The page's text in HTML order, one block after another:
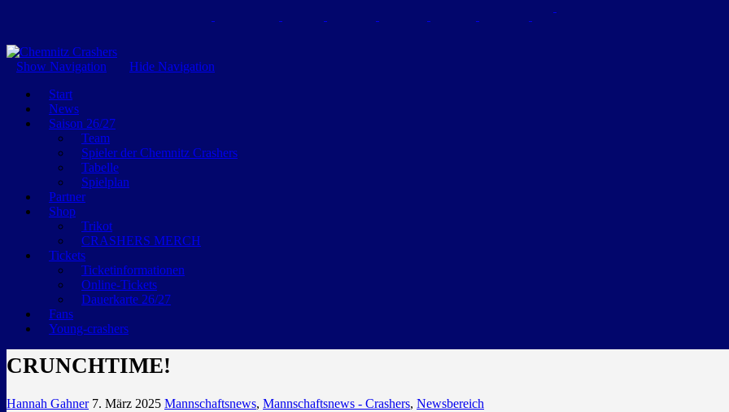
GEMEINSAM EINE LEIDENSCHAFT
Show Navigation
Hide Navigation
Start
News
Saison 26/27
Team
Spieler der Chemnitz Crashers
Tabelle
Spielplan
Partner
Shop
Trikot
CRASHERS MERCH
Tickets
Ticketinformationen
Online-Tickets
Dauerkarte 26/27
Fans
Young-crashers
CRUNCHTIME!
Hannah Gahner 7. März 2025 Mannschaftsnews, Mannschaftsnews - Crashers, Newsbereich